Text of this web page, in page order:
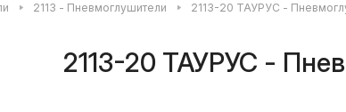
2113 - Пневмоглушители 2113-20 ТАУРУС -
2113-20 ТАУРУС -